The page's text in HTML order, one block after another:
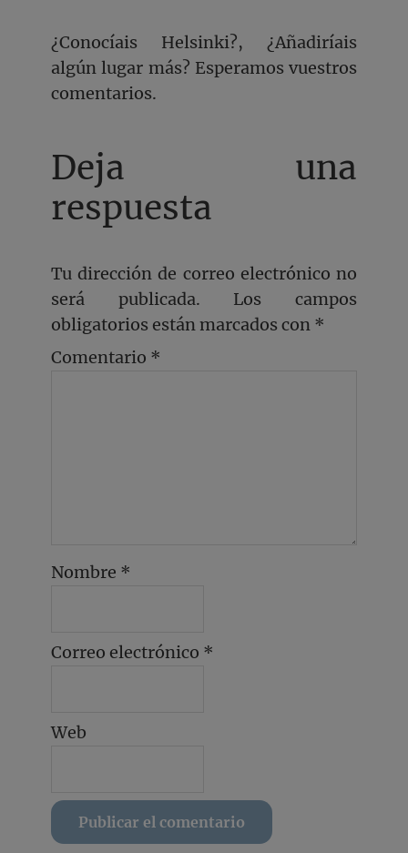
¿Conocíais Helsinki?, ¿Añadiríais
algún lugar más? Esperamos vuestros
comentarios.
Deja una
respuesta
Tu dirección de correo electrónico no
será publicada.
Los campos
obligatorios están marcados con *
Comentario *
Nombre *
Correo electrónico *
Web